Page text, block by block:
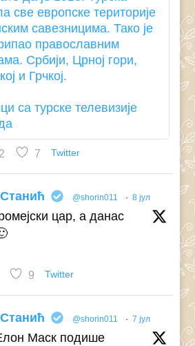
све европске територије
савезницима. Тако је
православним
Србији, Црној гори,
и Грчкој.
са турске телевизије
2 7 Twitter
@shorin011 · 8 јул
цар, а данас
9 Twitter
@shorin011 · 7 јул
Маск подише